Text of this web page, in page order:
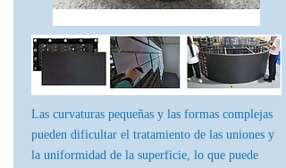
Las curvaturas pequeñas y las formas complejas
pueden dificultar el tratamiento de las uniones y
la uniformidad de la superficie, lo que puede